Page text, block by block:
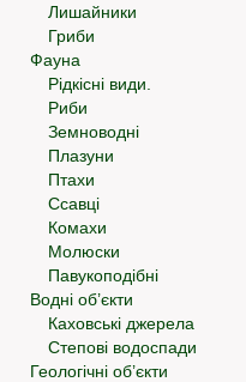
Лишайники
Гриби
Фауна
Рідкісні види.
Риби
Земноводні
Плазуни
Птахи
Ссавці
Комахи
Молюски
Павукоподібні
Водні об’єкти
Каховські джерела
Степові водоспади
Геологічні об’єкти